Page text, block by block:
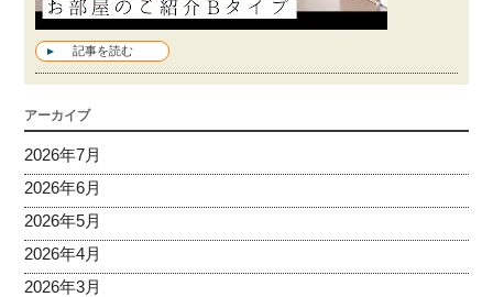
記事を読む
アーカイブ
2026年7月
2026年6月
2026年5月
2026年4月
2026年3月